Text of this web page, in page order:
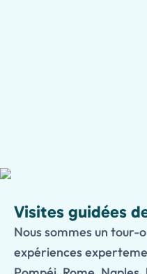
Visites guidées
Nous sommes un
expériences